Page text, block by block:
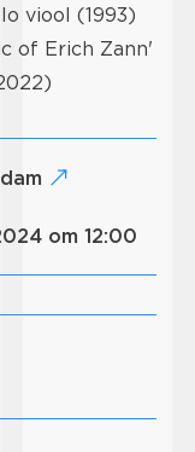
viool (1993)
of Erich Zann'
om 12:00